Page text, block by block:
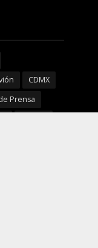
CDMX
Prensa